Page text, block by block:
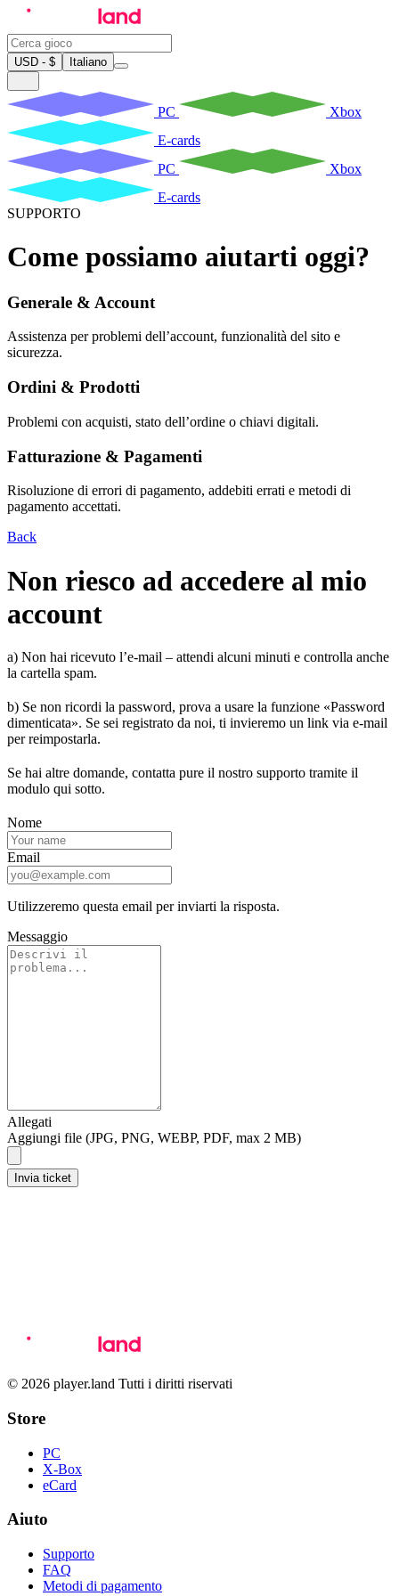
USD - $ Italiano
PC
Xbox
E-cards
PC
Xbox
E-cards
SUPPORTO
Come possiamo aiutarti oggi?
Generale & Account
Assistenza per problemi dell’account, funzionalità del sito e
sicurezza.
Ordini & Prodotti
Problemi con acquisti, stato dell’ordine o chiavi digitali.
Fatturazione & Pagamenti
Risoluzione di errori di pagamento, addebiti errati e metodi di
pagamento accettati.
Back
Non riesco ad accedere al mio
account
a) Non hai ricevuto l’e‑mail – attendi alcuni minuti e controlla anche
la cartella spam.
b) Se non ricordi la password, prova a usare la funzione «Password
dimenticata». Se sei registrato da noi, ti invieremo un link via e‑mail
per reimpostarla.
Se hai altre domande, contatta pure il nostro supporto tramite il
modulo qui sotto.
Nome
Email
Utilizzeremo questa email per inviarti la risposta.
Messaggio
Allegati
Aggiungi file (JPG, PNG, WEBP, PDF, max 2 MB)
Invia ticket
© 2026 player.land Tutti i diritti riservati
Store
PC
X-Box
eCard
Aiuto
Supporto
FAQ
Metodi di pagamento